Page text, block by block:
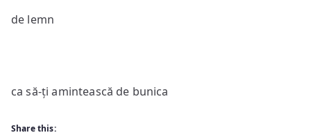
de lemn
ca să-ți amintească de bunica
Share this: